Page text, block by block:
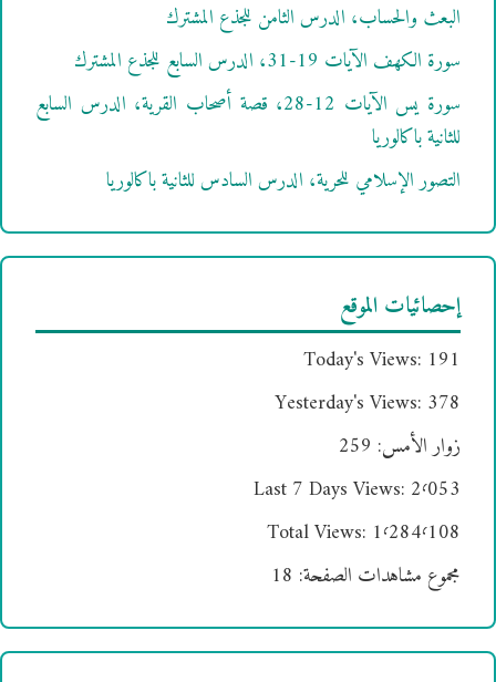
البعث والحساب، الدرس الثامن للجذع المشترك
سورة الكهف الآيات 19-31، الدرس السابع للجذع المشترك
سورة يس الآيات 12-28، قصة أصحاب القرية، الدرس السابع
للثانية باكالوريا
التصور الإسلامي للحرية، الدرس السادس للثانية باكالوريا
إحصائيات الموقع
Today's Views: 191
Yesterday's Views: 378
زوار الأمس: 259
Last 7 Days Views: 2٬053
Total Views: 1٬284٬108
مجموع مشاهدات الصفحة: 18